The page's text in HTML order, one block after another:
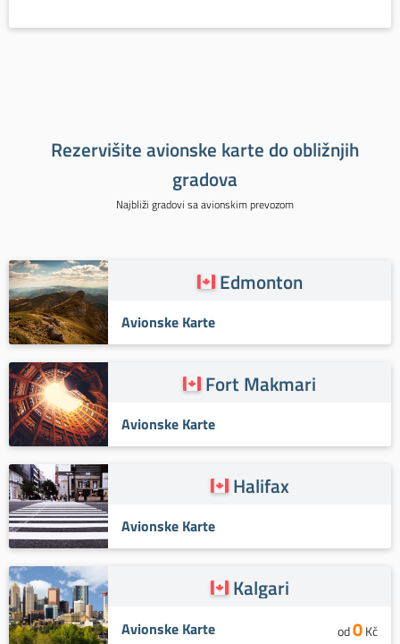
Rezervišite avionske karte do obližnjih
gradova
Najbliži gradovi sa avionskim prevozom
Edmonton
Avionske Karte
Fort Makmari
Avionske Karte
Halifax
Avionske Karte
Kalgari
Avionske Karte od0Kč